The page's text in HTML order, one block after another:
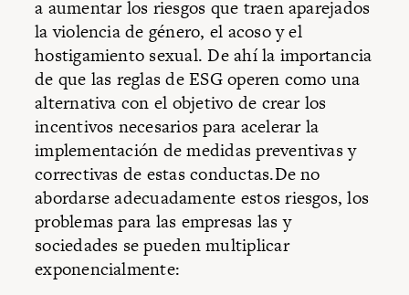
a aumentar los riesgos que traen aparejados
la violencia de género, el acoso y el
hostigamiento sexual. De ahí la importancia
de que las reglas de ESG operen como una
alternativa con el objetivo de crear los
incentivos necesarios para acelerar la
implementación de medidas preventivas y
correctivas de estas conductas.De no
abordarse adecuadamente estos riesgos, los
problemas para las empresas las y
sociedades se pueden multiplicar
exponencialmente: